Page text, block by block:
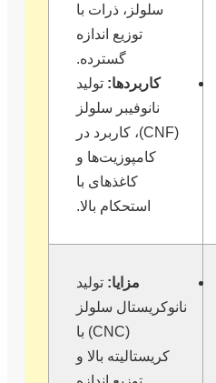
سلولز، ذرات با
توزیع اندازه
گسترده.
کاربردها: تولید
نانوفیبر سلولز
(CNF)، کاربرد در
کامپوزیت‌ها و
کاغذهای با
استحکام بالا.
مزایا: تولید
نانوکریستال سلولز
(CNC) با
کریستالیته بالا و